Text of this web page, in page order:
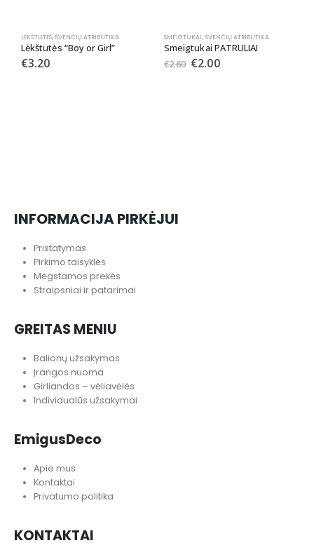
LĖKŠTUTĖS, ŠVENČIŲ ATRIBUTIKA
Lėkštutės “Boy or Girl”
€3.20
SMEIGTUKAI, ŠVENČIŲ ATRIBUTIKA
Smeigtukai PATRULIAI
€2.60 €2.00
INFORMACIJA PIRKĖJUI
Pristatymas
Pirkimo taisyklės
Mėgstamos prekės
Straipsniai ir patarimai
GREITAS MENIU
Balionų užsakymas
Įrangos nuoma
Girliandos – vėliavėlės
Individualūs užsakymai
EmigusDeco
Apie mus
Kontaktai
Privatumo politika
KONTAKTAI